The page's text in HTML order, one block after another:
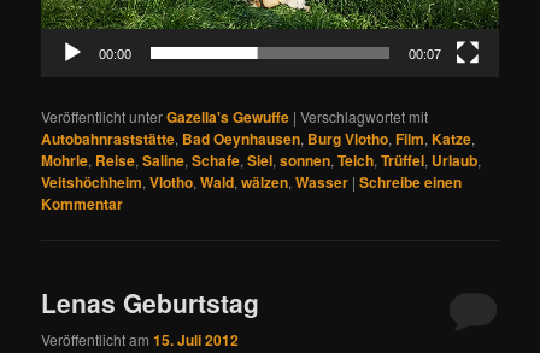
00:00 00:07
Veröffentlicht unterGazella's Gewuffe |Verschlagwortet mit
Autobahnraststätte, Bad Oeynhausen, Burg Vlotho,Film,Katze,
Mohrle, Reise,Saline,Schafe,Siel,sonnen,Teich,Trüffel, Urlaub,
Veitshöchheim,Vlotho,Wald,wälzen,Wasser |Schreibe einen
Kommentar
Lenas Geburtstag
Veröffentlicht am15. Juli 2012